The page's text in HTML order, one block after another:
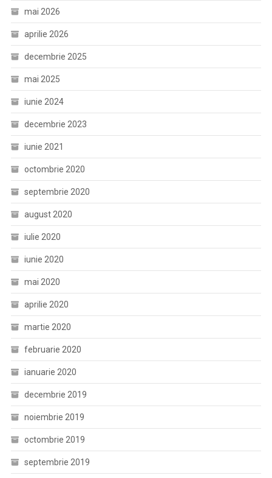
mai 2026
aprilie 2026
decembrie 2025
mai 2025
iunie 2024
decembrie 2023
iunie 2021
octombrie 2020
septembrie 2020
august 2020
iulie 2020
iunie 2020
mai 2020
aprilie 2020
martie 2020
februarie 2020
ianuarie 2020
decembrie 2019
noiembrie 2019
octombrie 2019
septembrie 2019